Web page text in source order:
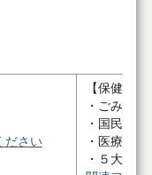
ださい
【保健・衛
・ごみ処
・国民健
・医療施
・５大